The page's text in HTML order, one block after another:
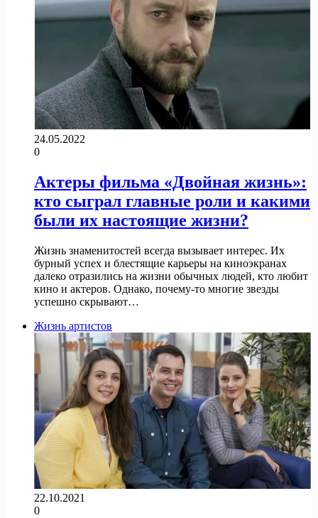
24.05.2022
0
Актеры фильма «Двойная жизнь»:
кто сыграл главные роли и какими
были их настоящие жизни?
Жизнь знаменитостей всегда вызывает интерес. Их
бурный успех и блестящие карьеры на киноэкранах
далеко отразились на жизни обычных людей, кто любит
кино и актеров. Однако, почему-то многие звезды
успешно скрывают…
Жизнь артистов
22.10.2021
0